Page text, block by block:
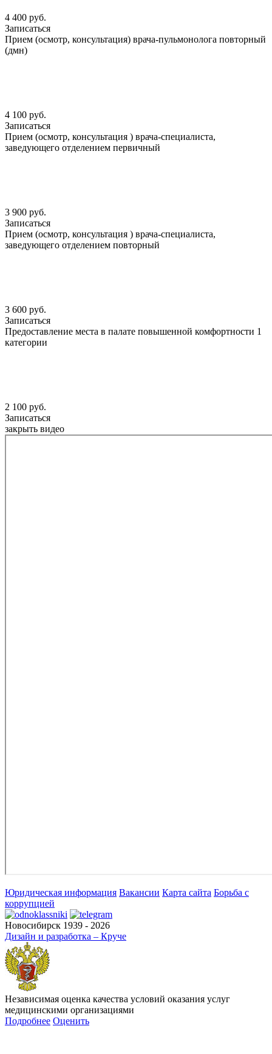
4 400 руб.
Записаться
Прием (осмотр, консультация) врача-пульмонолога повторный
(дмн)
4 100 руб.
Записаться
Прием (осмотр, консультация ) врача-специалиста,
заведующего отделением первичный
3 900 руб.
Записаться
Прием (осмотр, консультация ) врача-специалиста,
заведующего отделением повторный
3 600 руб.
Записаться
Предоставление места в палате повышенной комфортности 1
категории
2 100 руб.
Записаться
закрыть видео
Юридическая информация Вакансии Карта сайта Борьба с
коррупцией
Новосибирск 1939 - 2026
Дизайн и разработка – Круче
Независимая оценка качества условий оказания услуг
медицинскими организациями
Подробнее Оценить